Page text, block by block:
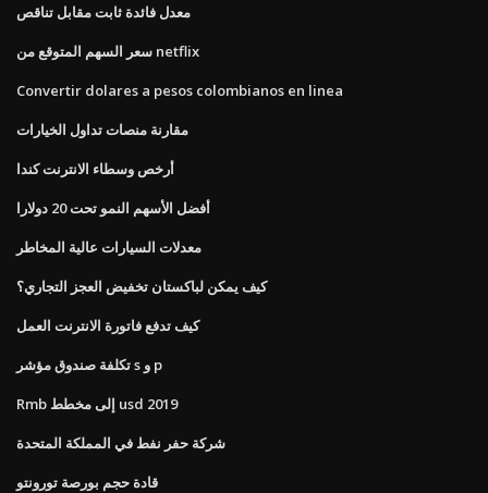
معدل فائدة ثابت مقابل تناقص
سعر السهم المتوقع من netflix
Convertir dolares a pesos colombianos en linea
مقارنة منصات تداول الخيارات
أرخص وسطاء الانترنت كندا
أفضل الأسهم النمو تحت 20 دولارا
معدلات السيارات عالية المخاطر
كيف يمكن لباكستان تخفيض العجز التجاري؟
كيف تدفع فاتورة الانترنت العمل
تكلفة صندوق مؤشر s و p
Rmb إلى مخطط usd 2019
شركة حفر نفط في المملكة المتحدة
قادة حجم بورصة تورونتو